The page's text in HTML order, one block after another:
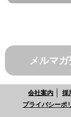
メルマ
会社案内 採
プライバシーポ